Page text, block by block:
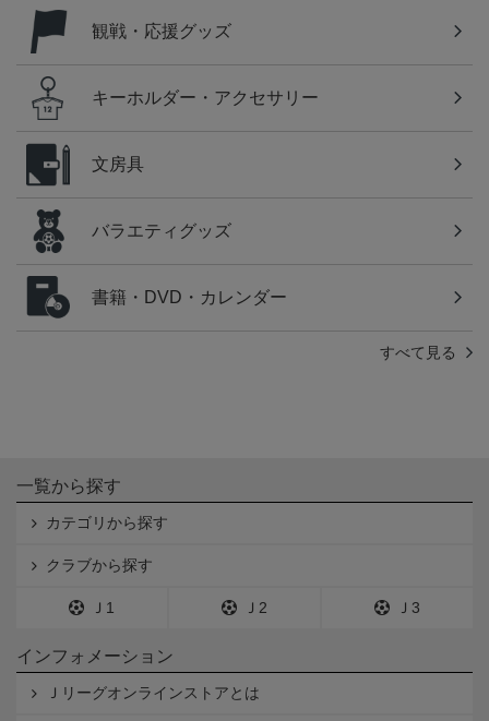
観戦・応援グッズ
キーホルダー・アクセサリー
文房具
バラエティグッズ
書籍・DVD・カレンダー
すべて見る
一覧から探す
カテゴリから探す
クラブから探す
Ｊ1 Ｊ2 Ｊ3
インフォメーション
Ｊリーグオンラインストアとは